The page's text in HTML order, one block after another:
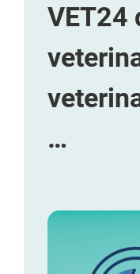
VET24
…